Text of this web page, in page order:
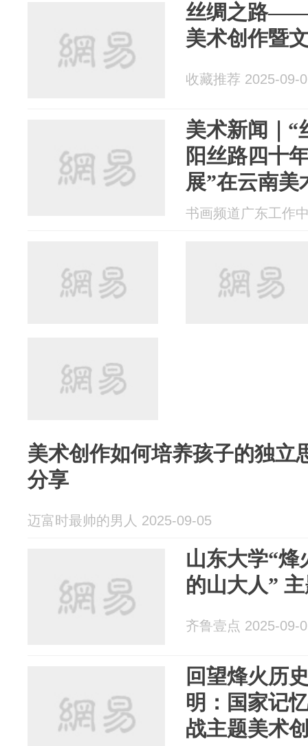
丝绸之路——
美术创作暨
收藏推荐 2025-09-
美术新闻｜
阳丝路四十
展”在云南美
书画频道广东工作
美术创作如何培养孩子的独立
分享
迈富时最帅的男人 2025-09-05
山东大学“
的山大人”
齐鲁壹点 2025-09-
回望烽火历
明：国家记
战主题美术